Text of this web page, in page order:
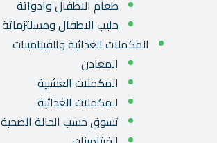
طعام الاطفال وادواتة
حليب الاطفال ومسلتزماتة
المكملات الغذائية والفيتامينات
المعادن
المكملات العشبية
المكملات الغذائية
تسوق حسب الحالة الصحية